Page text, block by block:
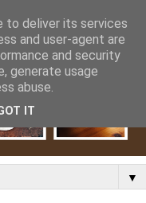
▼
to deliver its services
and user-agent are
and security
generate usage
abuse.
IT